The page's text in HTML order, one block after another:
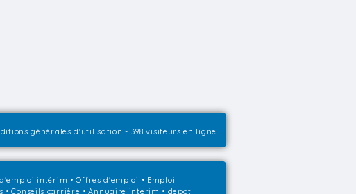
générales d'utilisation - 398 visiteurs en ligne
intérim •Offres d'emploi • Emploi
•Conseils carrière •Annuaire interim • depot